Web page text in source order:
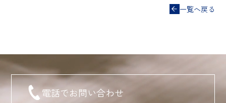
一覧へ戻る
電話でお問い合わせ